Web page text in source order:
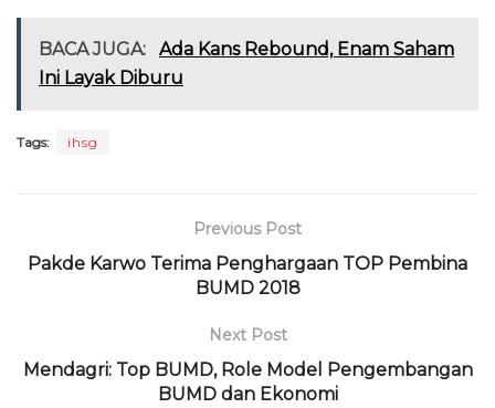
c
e
o
it
te
a
ts
e re ai n ai
BACA JUGA:
Ada Kans Rebound, Enam Saham
Ini Layak Diburu
Tags: ihsg
Previous Post
Pakde Karwo Terima Penghargaan TOP Pembina
BUMD 2018
Next Post
Mendagri: Top BUMD, Role Model Pengembangan
BUMD dan Ekonomi